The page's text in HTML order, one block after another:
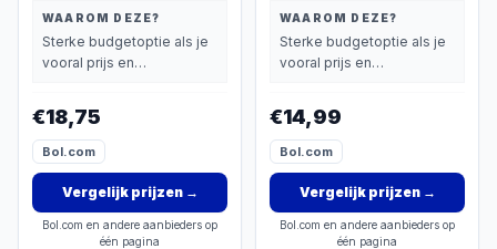
Yoga - Fitness
WAAROM DEZE?
Sterke budgetoptie als je
vooral prijs en
€18,75
Bol.com
Vergelijk prijzen→
Bol.com en andere aanbieders op
één pagina
WAAROM DEZE?
Sterke budgetoptie als je
vooral prijs en
€14,99
Bol.com
Vergelijk prijzen→
Bol.com en andere aanbieders op
één pagina